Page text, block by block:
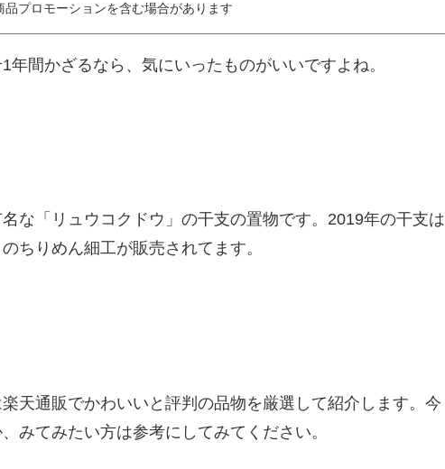
品プロモーションを含む場合があります
間かざるなら、気にいったものがいいですよね。
な「リュウコクドウ」の干支の置物です。2019年の干支は
ちりめん細工が販売されてます。
天通販でかわいいと評判の品物を厳選して紹介します。今
みてみたい方は参考にしてみてください。